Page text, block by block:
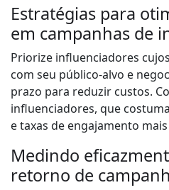
Estratégias para
em campanhas de
Priorize influenciadores
com seu público-alvo e
prazo para reduzir custos.
influenciadores, que
e taxas de engajamento
Medindo
retorno de